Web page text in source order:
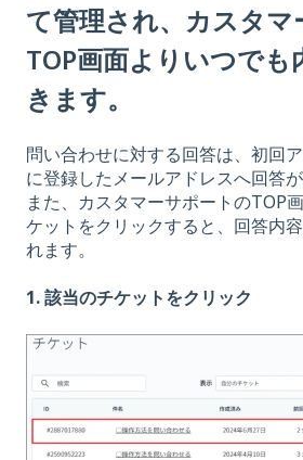
て管理され、カスタマ
TOP画面よりいつでも
きます。
問い合わせに対する回答は、初回
に登録したメールアドレスへ回答が
また、カスタマーサポートのTOP
ケットをクリックすると、回答内
れます。
1. 該当のチケットをクリック